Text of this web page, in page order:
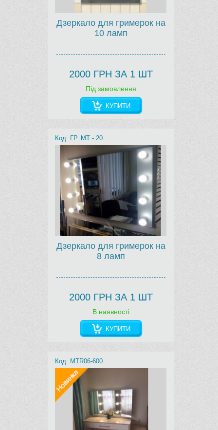
Дзеркало для гримерок на
10 ламп
2000 ГРН ЗА 1 ШТ
Під замовлення
КУПИТИ
Код: ГР. МТ - 20
Дзеркало для гримерок на
8 ламп
2000 ГРН ЗА 1 ШТ
В наявності
КУПИТИ
Код: MTR06-600